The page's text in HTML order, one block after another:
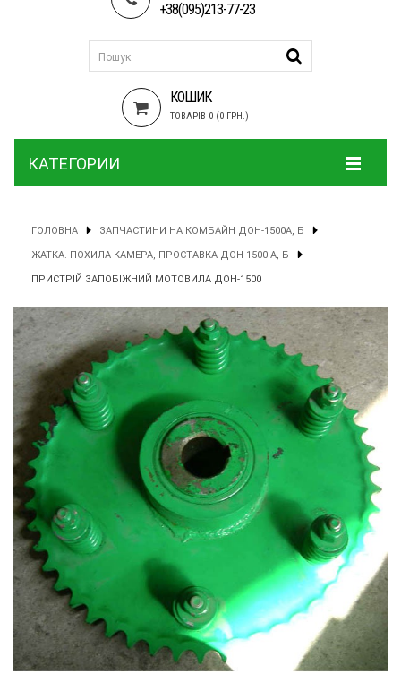
+38(095)213-77-23
КОШИК
ТОВАРІВ 0 (0 ГРН.)
КАТЕГОРИИ
ГОЛОВНА ЗАПЧАСТИНИ НА КОМБАЙН ДОН-1500А, Б
ЖАТКА. ПОХИЛА КАМЕРА, ПРОСТАВКА ДОН-1500 А, Б
ПРИСТРІЙ ЗАПОБІЖНИЙ МОТОВИЛА ДОН-1500